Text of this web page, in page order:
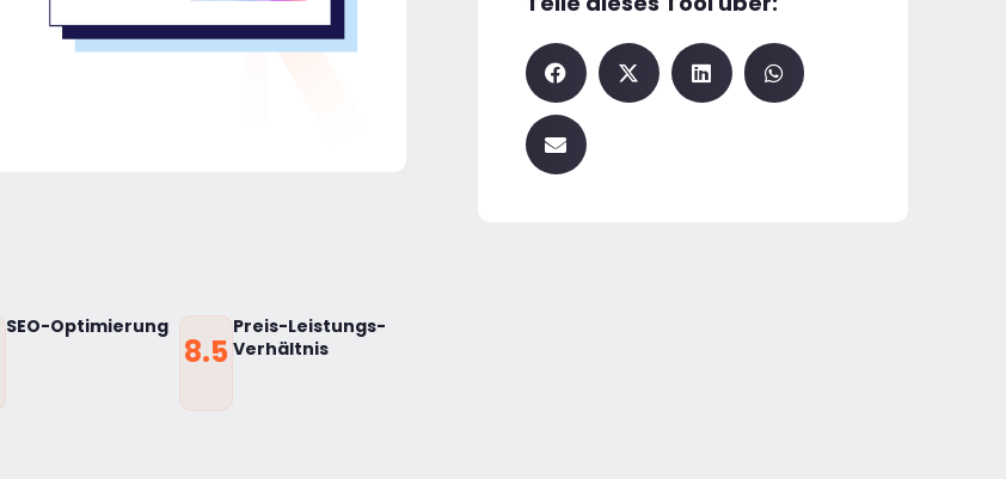
SEO-Optimierung
8.5
Preis-Leistungs-
Verhältnis